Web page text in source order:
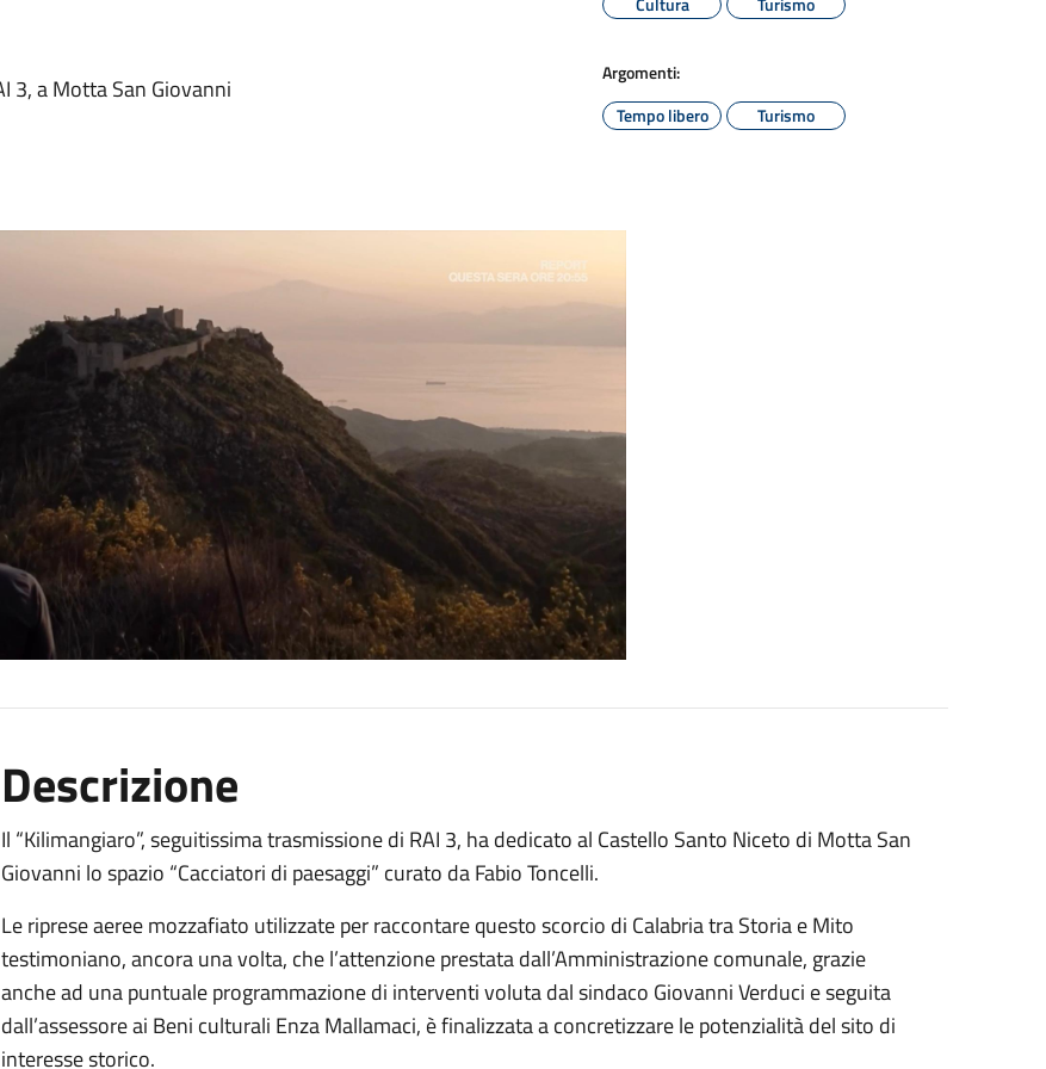
3, a Motta San Giovanni
Argomenti:
Tempo libero
Turismo
Descrizione
Il “Kilimangiaro”, seguitissima trasmissione di RAI 3, ha dedicato al Castello Santo Niceto di Motta San
Giovanni lo spazio “Cacciatori di paesaggi” curato da Fabio Toncelli.
Le riprese aeree mozzafiato utilizzate per raccontare questo scorcio di Calabria tra Storia e Mito
testimoniano, ancora una volta, che l’attenzione prestata dall’Amministrazione comunale, grazie
anche ad una puntuale programmazione di interventi voluta dal sindaco Giovanni Verduci e seguita
dall’assessore ai Beni culturali Enza Mallamaci, è finalizzata a concretizzare le potenzialità del sito di
interesse storico.